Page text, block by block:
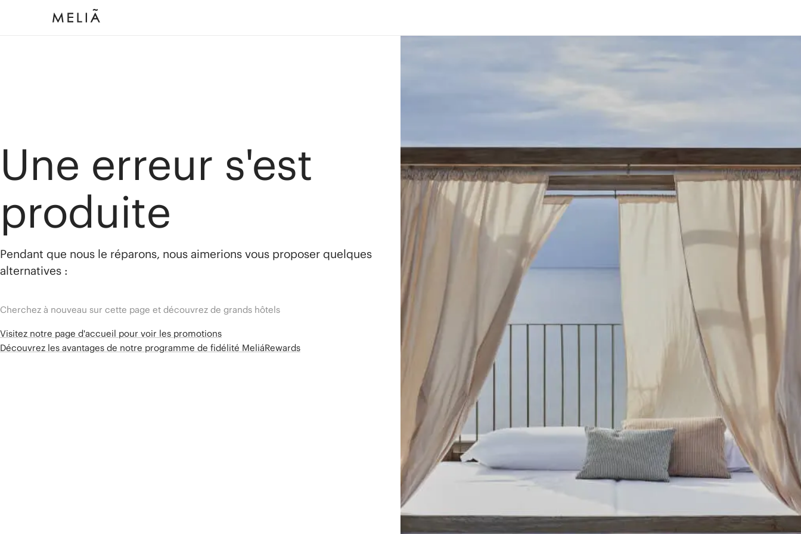
Une erreur s'est
produite
Pendant que nous le réparons, nous aimerions vous proposer quelques
alternatives :
Cherchez à nouveau sur cette page et découvrez de grands hôtels
Visitez notre page d'accueil pour voir les promotions
Découvrez les avantages de notre programme de fidélité MeliáRewards